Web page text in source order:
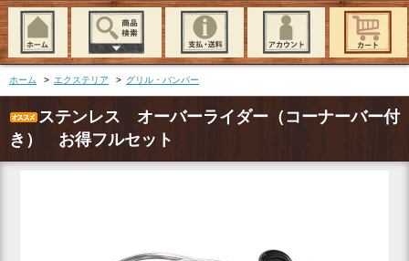
ホーム > エクステリア > グリル・バンパー
ステンレス オーバーライダー（コーナーバー付
き） お得フルセット